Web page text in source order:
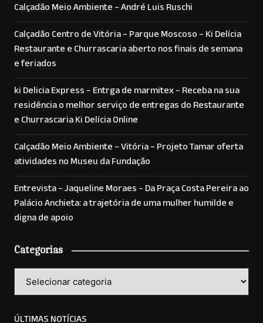
Calçadão Meio Ambiente – André Luis Ruschi
Calçadão Centro de Vitória – Parque Moscoso – Ki Delícia
Restaurante e Churrascaria aberto nos finais de semana
e feriados
ki Delicia Express – Entrga de marmitex – Receba na sua
residência o melhor serviço de entregas do Restaurante
e Churrascaria Ki Delícia Online
Calçadão Meio Ambiente – Vitória – Projeto Tamar oferta
atividades no Museu da Fundação
Entrevista – Jaqueline Moraes – Da Praça Costa Pereira ao
Palácio Anchieta: a trajetória de uma mulher humilde e
digna de apoio
Categorias
Categorias